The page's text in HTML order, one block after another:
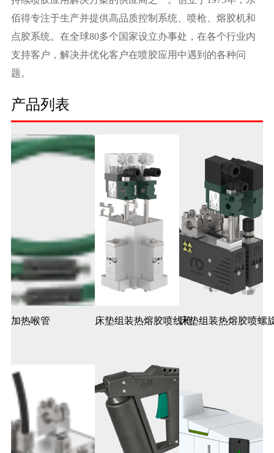
佰得专注于生产并提供高品质控制系统、喷枪、熔胶机和
点胶系统。在全球80多个国家设立办事处，在各个行业内
支持客户，解决并优化客户在喷胶应用中遇到的各种问
题。
产品列表
加热喉管 床垫组装热熔胶喷线枪床垫组装热熔胶喷螺